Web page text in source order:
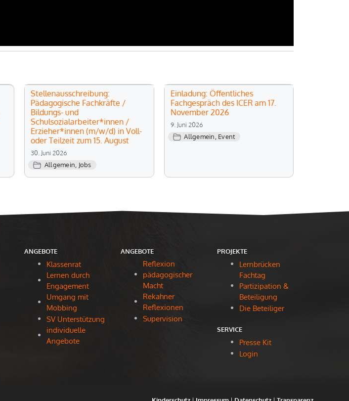
Stellenausschreibung:
Pädagogische Fachkräfte /
Bildungs- und
Schulsozialarbeiter*innen /
Erzieher*innen (m/w/d) in Voll-
oder Teilzeit zum 15. August
30. Juni 2026
Allgemein Jobs
Einladung: Öffentliches
Fachgespräch des ICER am 17.
November 2026
9. Juni 2026
Allgemein Event
ANGEBOTE
Klassenrat
Lernen durch
Engagement
Umgang mit
Mobbing
SV Unterstützung
individuelle
Angebote
ANGEBOTE
Reflexion
pädagogischer
Macht
Rekahner
Reflexionen
Supervision
PROJEKTE
Lernbrücken
Fachtag
Partizipation &
Beteiligung
Die Beteiliger
SERVICE
Presse Kit
Login